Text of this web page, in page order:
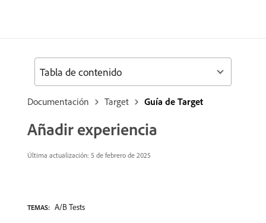
Documentación Target Guía de Target
Añadir experiencia
Última actualización: 5 de febrero de 2025
TEMAS: A/B Tests
Tabla de contenido